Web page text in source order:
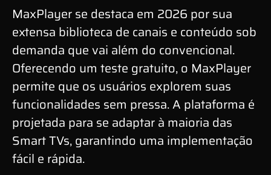
MaxPlayer se destaca em 2026 por sua
extensa biblioteca de canais e conteúdo sob
demanda que vai além do convencional.
Oferecendo um teste gratuito, o MaxPlayer
permite que os usuários explorem suas
funcionalidades sem pressa. A plataforma é
projetada para se adaptar à maioria das
Smart TVs, garantindo uma implementação
fácil e rápida.